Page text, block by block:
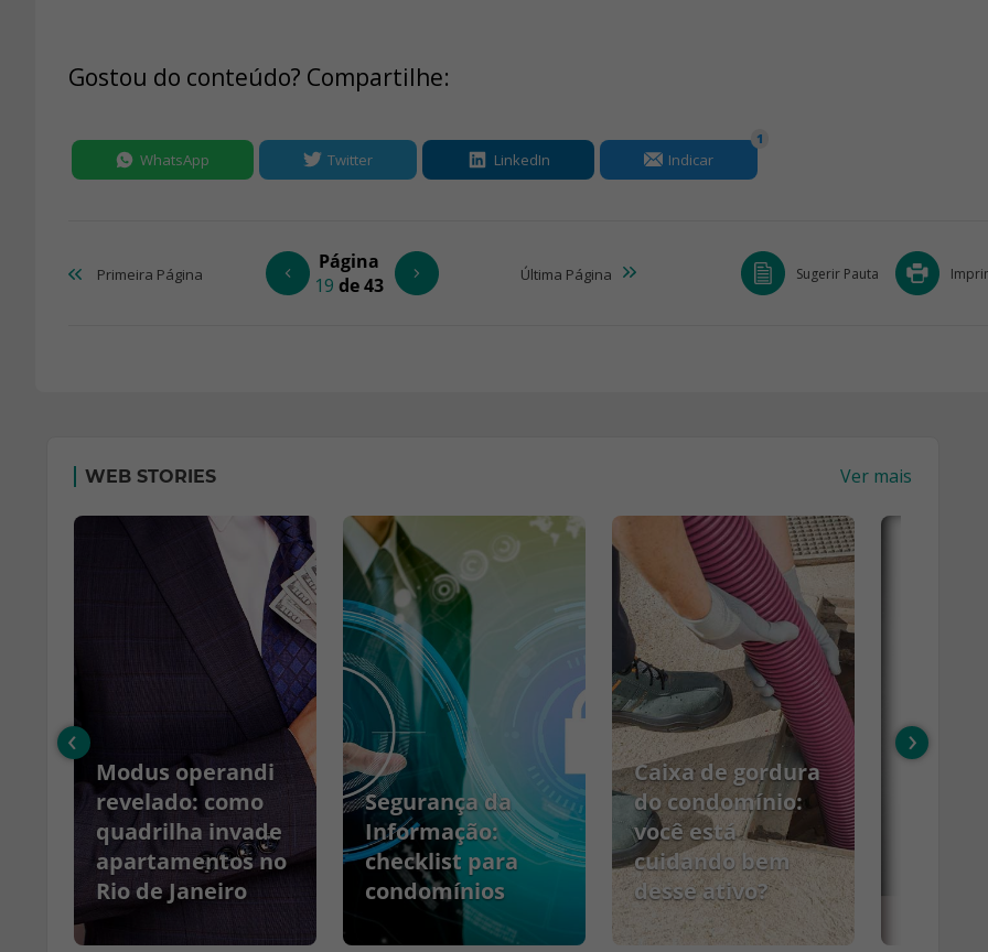
Gostou do conteúdo? Compartilhe:
WhatsApp Twitter LinkedIn Indicar
1
Primeira Página
Página
19 de 43 Última Página Sugerir Pauta
WEB STORIES Ver mais
Modus operandi
revelado: como
quadrilha invade
apartamentos no
Rio de Janeiro
Segurança da
Informação:
checklist para
condomínios
Caixa de gordura
do condomínio:
você está
cuidando bem
desse ativo?
‹ ›